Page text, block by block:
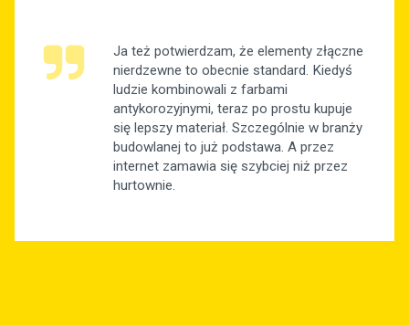
Ja też potwierdzam, że elementy złączne
nierdzewne to obecnie standard. Kiedyś
ludzie kombinowali z farbami
antykorozyjnymi, teraz po prostu kupuje
się lepszy materiał. Szczególnie w branży
budowlanej to już podstawa. A przez
internet zamawia się szybciej niż przez
hurtownie.